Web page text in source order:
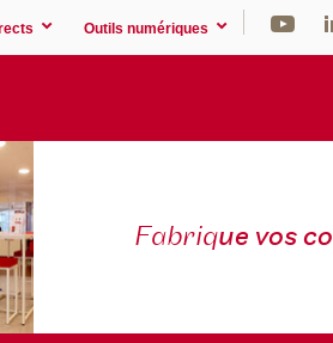
Outils numériques
Fabrique vos